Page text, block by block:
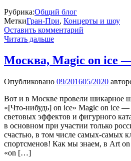
Рубрика:Общий блог
МеткиГран-При, Концерты и шоу
Оставить комментарий
Читать дальше
Москва, Magic on ice
Опубликовано 09/201605/2020
Вот и в Москве провели шикарное
«[Что-нибудь] on ice» Magic on ice —
световых эффектов и фигурного
в основном при участии только
счастью, в том числе самых-самых
спортсменов! Как мы знаем, в Art
«on […]